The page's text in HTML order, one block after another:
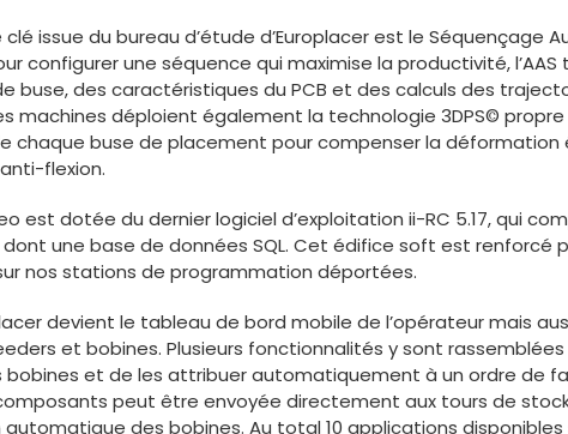
issue du bureau d’étude d’Europlacer est le Séquençage
configurer une séquence qui maximise la productivité,
buse, des caractéristiques du PCB et des calculs des
machines déploient également la technologie 3DPS©
chaque buse de placement pour compenser la
flexion.
est dotée du dernier logiciel d’exploitation ii-RC 5.17, qui
une base de données SQL. Cet édifice soft est renforcé
nos stations de programmation déportées.
devient le tableau de bord mobile de l’opérateur mais
et bobines. Plusieurs fonctionnalités y sont
bobines et de les attribuer automatiquement à un ordre de
peut être envoyée directement aux tours de
des bobines. Au total 10 applications disponibles